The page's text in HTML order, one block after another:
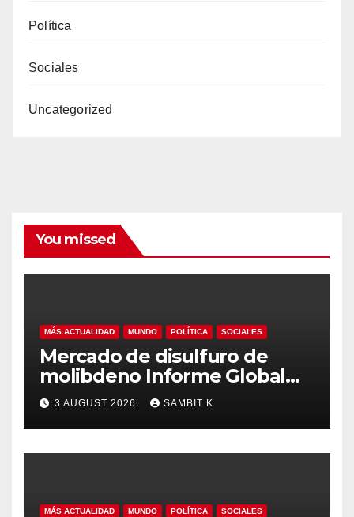
Política
Sociales
Uncategorized
You missed
MÁS ACTUALIDAD MUNDO POLÍTICA SOCIALES
Mercado de disulfuro de
molibdeno Informe Global
del Mercado, Pronóstico y
Análisis de la Industria hasta
2035
3 AUGUST 2026 SAMBIT K
MÁS ACTUALIDAD MUNDO POLÍTICA SOCIALES